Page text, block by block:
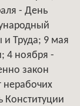
- День
Труда; 9 мая
4 ноября -
закон
нерабочих
Конституции